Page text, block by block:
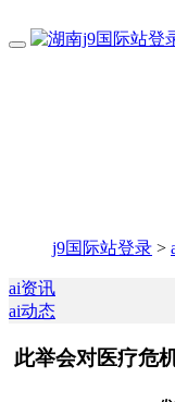
j9国际站登录 >
ai资讯
ai动态
此举会对医疗危